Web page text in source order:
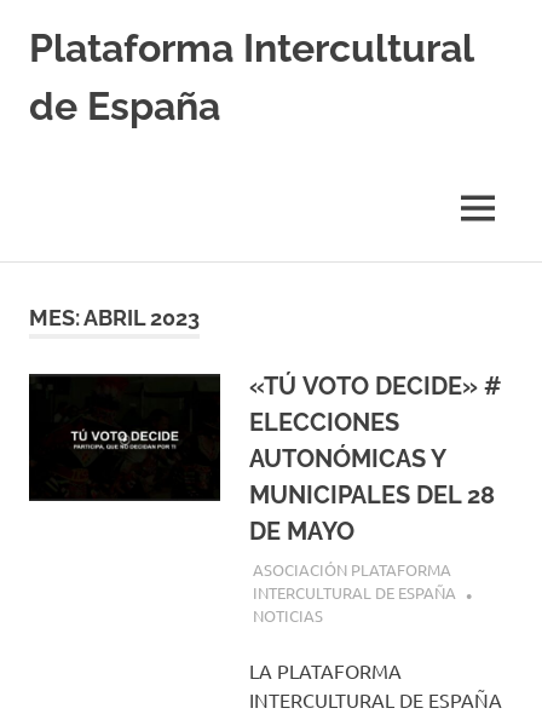
Plataforma Intercultural
de España
MENÚ
MES:ABRIL 2023
«TÚ VOTO DECIDE» #
ELECCIONES
AUTONÓMICAS Y
MUNICIPALES DEL 28
DE MAYO
26 ABRIL, 2023
ASOCIACIÓN PLATAFORMA
INTERCULTURAL DE ESPAÑA
NOTICIAS
LA PLATAFORMA
INTERCULTURAL DE ESPAÑA